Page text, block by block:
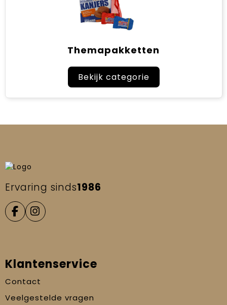
Themapakketten
Bekijk categorie
Ervaring sinds1986
Klantenservice
Contact
Veelgestelde vragen